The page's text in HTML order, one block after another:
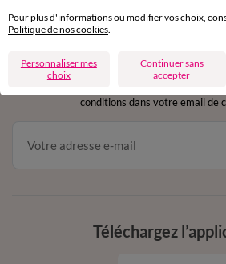
en vous inscrivant à la
conditions dans votre email de
Téléchargez
Pour plus d'informations ou modifier vos choix,
Politique de nos cookies
Personnaliser mes
choix
Continuer sans
accepter